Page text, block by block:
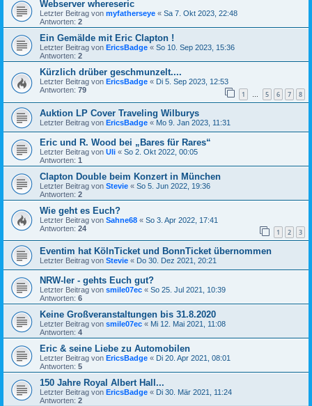
Webserver whereseric
Letzter Beitrag von myfatherseye « Sa 7. Okt 2023, 22:48
Antworten: 2
Ein Gemälde mit Eric Clapton !
Letzter Beitrag von EricsBadge « So 10. Sep 2023, 15:36
Antworten: 2
Kürzlich drüber geschmunzelt....
Letzter Beitrag von EricsBadge « Di 5. Sep 2023, 12:53
Antworten: 79 1 … 5 6 7 8
Auktion LP Cover Traveling Wilburys
Letzter Beitrag von EricsBadge « Mo 9. Jan 2023, 11:31
Eric und R. Wood bei „Bares für Rares“
Letzter Beitrag von Uli « So 2. Okt 2022, 00:05
Antworten: 1
Clapton Double beim Konzert in München
Letzter Beitrag von Stevie « So 5. Jun 2022, 19:36
Antworten: 2
Wie geht es Euch?
Letzter Beitrag von Sahne68 « So 3. Apr 2022, 17:41
Antworten: 24 1 2 3
Eventim hat KölnTicket und BonnTicket übernommen
Letzter Beitrag von Stevie « Do 30. Dez 2021, 20:21
NRW-ler - gehts Euch gut?
Letzter Beitrag von smile07ec « So 25. Jul 2021, 10:39
Antworten: 6
Keine Großveranstaltungen bis 31.8.2020
Letzter Beitrag von smile07ec « Mi 12. Mai 2021, 11:08
Antworten: 4
Eric & seine Liebe zu Automobilen
Letzter Beitrag von EricsBadge « Di 20. Apr 2021, 08:01
Antworten: 5
150 Jahre Royal Albert Hall...
Letzter Beitrag von EricsBadge « Di 30. Mär 2021, 11:24
Antworten: 2